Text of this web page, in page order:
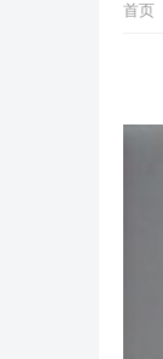
首页